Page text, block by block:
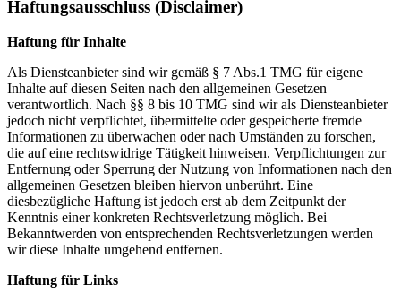
Haftungsausschluss (Disclaimer)
Haftung für Inhalte
Als Diensteanbieter sind wir gemäß § 7 Abs.1 TMG für eigene
Inhalte auf diesen Seiten nach den allgemeinen Gesetzen
verantwortlich. Nach §§ 8 bis 10 TMG sind wir als Diensteanbieter
jedoch nicht verpflichtet, übermittelte oder gespeicherte fremde
Informationen zu überwachen oder nach Umständen zu forschen,
die auf eine rechtswidrige Tätigkeit hinweisen. Verpflichtungen zur
Entfernung oder Sperrung der Nutzung von Informationen nach den
allgemeinen Gesetzen bleiben hiervon unberührt. Eine
diesbezügliche Haftung ist jedoch erst ab dem Zeitpunkt der
Kenntnis einer konkreten Rechtsverletzung möglich. Bei
Bekanntwerden von entsprechenden Rechtsverletzungen werden
wir diese Inhalte umgehend entfernen.
Haftung für Links